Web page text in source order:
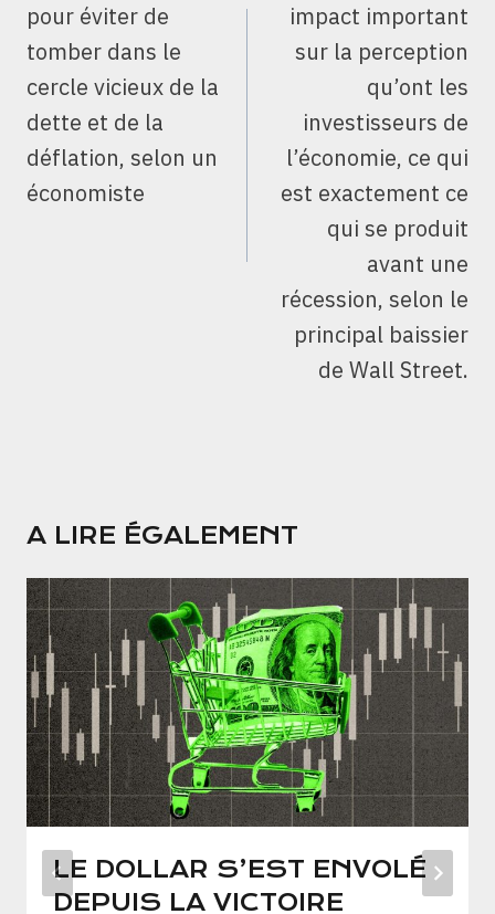
pour éviter de
tomber dans le
cercle vicieux de la
dette et de la
déflation, selon un
économiste
impact important
sur la perception
qu’ont les
investisseurs de
l’économie, ce qui
est exactement ce
qui se produit
avant une
récession, selon le
principal baissier
de Wall Street.
A LIRE ÉGALEMENT
LE DOLLAR S’EST ENVOLÉ
DEPUIS LA VICTOIRE